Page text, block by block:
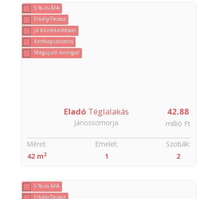
5 %-os ÁFA
Erkély-Terasz
Jó közlekedéssel
Kertkapcsolatos
Megújuló energia!
42.88
millió Ft
Eladó Téglalakás
Jánossomorja
Szobák:
2
Méret:
42 m2
Emelet:
1
5 %-os ÁFA
Erkély-Terasz